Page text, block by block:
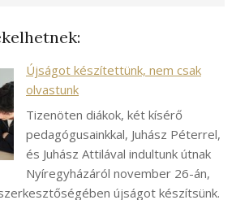
Újságot készítettünk, nem csak
olvastunk
Tizenöten diákok, két kísérő
pedagógusainkkal, Juhász Péterrel,
és Juhász Attilával indultunk útnak
Nyíregyházáról november 26-án,
újságot készítsünk.